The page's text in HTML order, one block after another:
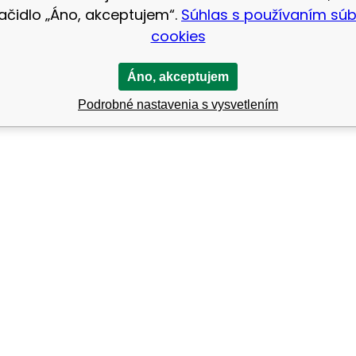
„Áno, akceptujem“. Súhlas s používaním
cookies
Áno, akceptujem
Podrobné nastavenia s vysvetlením